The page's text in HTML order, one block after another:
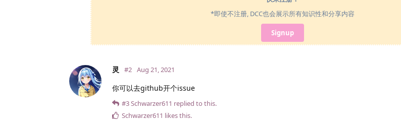
*即使不注册, DCC也会展示所有知识性和分享内容
Signup
灵 #2 Aug 21, 2021
你可以去github开个issue
#3Schwarzer611 replied to this.
Schwarzer611 likes this.